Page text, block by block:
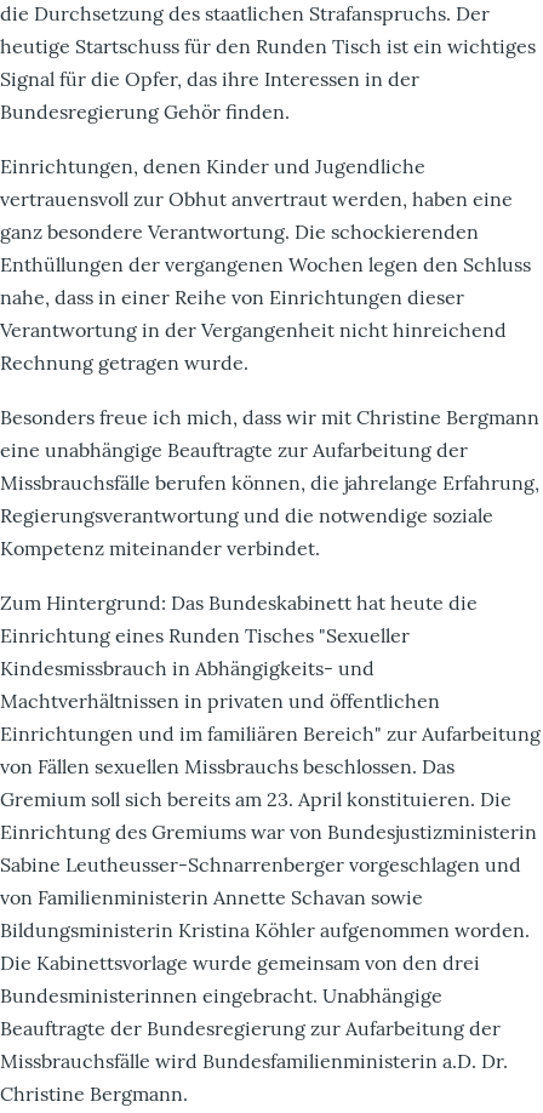
die Durchsetzung des staatlichen Strafanspruchs. Der
heutige Startschuss für den Runden Tisch ist ein wichtiges
Signal für die Opfer, das ihre Interessen in der
Bundesregierung Gehör finden.
Einrichtungen, denen Kinder und Jugendliche
vertrauensvoll zur Obhut anvertraut werden, haben eine
ganz besondere Verantwortung. Die schockierenden
Enthüllungen der vergangenen Wochen legen den Schluss
nahe, dass in einer Reihe von Einrichtungen dieser
Verantwortung in der Vergangenheit nicht hinreichend
Rechnung getragen wurde.
Besonders freue ich mich, dass wir mit Christine Bergmann
eine unabhängige Beauftragte zur Aufarbeitung der
Missbrauchsfälle berufen können, die jahrelange Erfahrung,
Regierungsverantwortung und die notwendige soziale
Kompetenz miteinander verbindet.
Zum Hintergrund: Das Bundeskabinett hat heute die
Einrichtung eines Runden Tisches "Sexueller
Kindesmissbrauch in Abhängigkeits- und
Machtverhältnissen in privaten und öffentlichen
Einrichtungen und im familiären Bereich" zur Aufarbeitung
von Fällen sexuellen Missbrauchs beschlossen. Das
Gremium soll sich bereits am 23. April konstituieren. Die
Einrichtung des Gremiums war von Bundesjustizministerin
Sabine Leutheusser-Schnarrenberger vorgeschlagen und
von Familienministerin Annette Schavan sowie
Bildungsministerin Kristina Köhler aufgenommen worden.
Die Kabinettsvorlage wurde gemeinsam von den drei
Bundesministerinnen eingebracht. Unabhängige
Beauftragte der Bundesregierung zur Aufarbeitung der
Missbrauchsfälle wird Bundesfamilienministerin a.D. Dr.
Christine Bergmann.